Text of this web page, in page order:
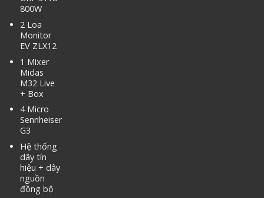
800W
2 Loa
Monitor
EV ZLX12
1 Mixer
Midas
M32 Live
+ Box
4 Micro
Sennheiser
G3
Hệ thống
dây tín
hiệu + dây
nguồn
đồng bộ